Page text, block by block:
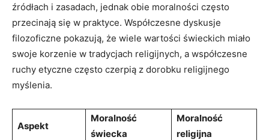
źródłach i zasadach, jednak obie moralności często
przecinają ‍się w praktyce.‌ Współczesne dyskusje
filozoficzne pokazują, ‍że wiele wartości świeckich ‍miało‌
swoje korzenie w tradycjach religijnych, ⁢a współczesne
ruchy etyczne często czerpią z dorobku ‍religijnego
myślenia.
Aspekt
Moralność
świecka
Moralność
religijna